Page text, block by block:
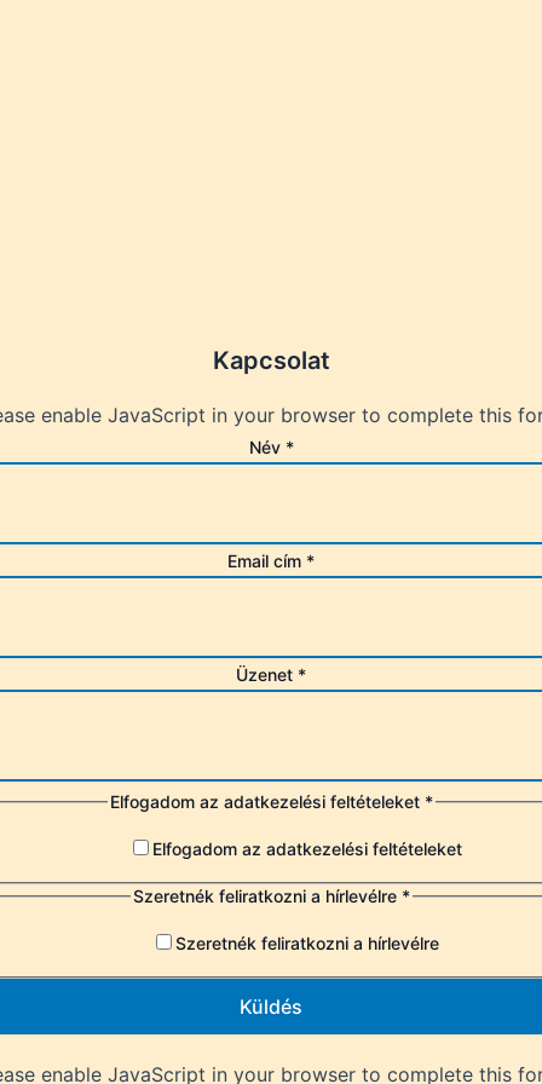
Kapcsolat
enable JavaScript in your browser to complete this
Név *
Email cím *
Üzenet *
Elfogadom az adatkezelési feltételeket *
Elfogadom az adatkezelési feltételeket
Szeretnék feliratkozni a hírlevélre *
Szeretnék feliratkozni a hírlevélre
Küldés
enable JavaScript in your browser to complete this